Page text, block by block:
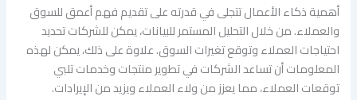
أهمية ذكاء الأعمال تتجلى في قدرته على تقديم فهم أعمق للسوق
والعملاء. من خلال التحليل المستمر للبيانات، يمكن للشركات تحديد
احتياجات العملاء وتوقع تغيرات السوق. علاوة على ذلك، يمكن لهذه
المعلومات أن تساعد الشركات في تطوير منتجات وخدمات تلبي
توقعات العملاء، مما يعزز من ولاء العملاء ويزيد من الإيرادات.